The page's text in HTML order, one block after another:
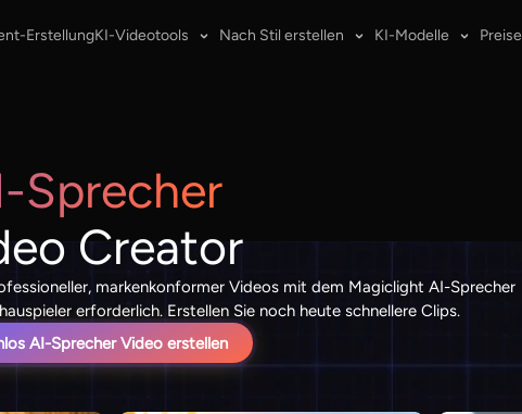
ErstellungKI-Videotools Nach Stil erstellen KI-Modelle Preise
Sprecher
Creator
markenkonformer Videos mit dem Magiclight AI-Sprecher
erforderlich. Erstellen Sie noch heute schnellere Clips.
AI-Sprecher Video erstellen